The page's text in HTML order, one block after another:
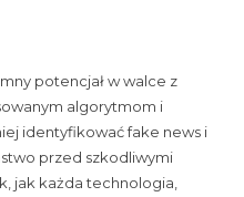
potencjał w walce z
algorytmom i
identyfikować fake news i
przed szkodliwymi
jak każda technologia,